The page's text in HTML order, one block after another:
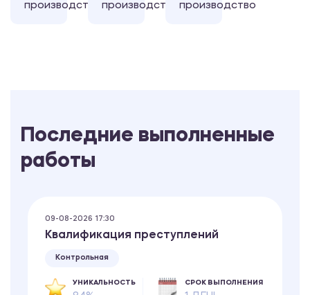
производство производство производство
Последние выполненные
работы
09-08-2026 17:30
Квалификация преступлений
Контрольная
УНИКАЛЬНОСТЬ СРОК ВЫПОЛНЕНИЯ